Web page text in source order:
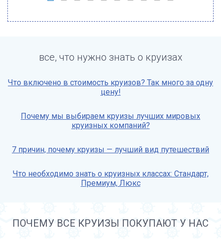
все, что нужно знать о круизах
Что включено в стоимость круизов? Так много за одну
цену!
Почему мы выбираем круизы лучших мировых
круизных компаний?
7 причин, почему круизы — лучший вид путешествий
Что необходимо знать о круизных классах: Стандарт,
Премиум, Люкс
ПОЧЕМУ ВСЕ КРУИЗЫ ПОКУПАЮТ У НАС